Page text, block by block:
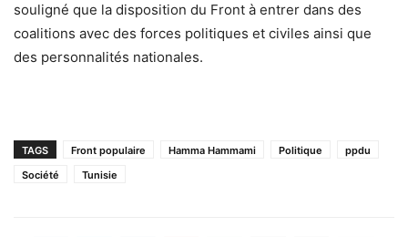
souligné que la disposition du Front à entrer dans des
coalitions avec des forces politiques et civiles ainsi que
des personnalités nationales.
TAGS Front populaire Hamma Hammami Politique
ppdu
Société
Tunisie